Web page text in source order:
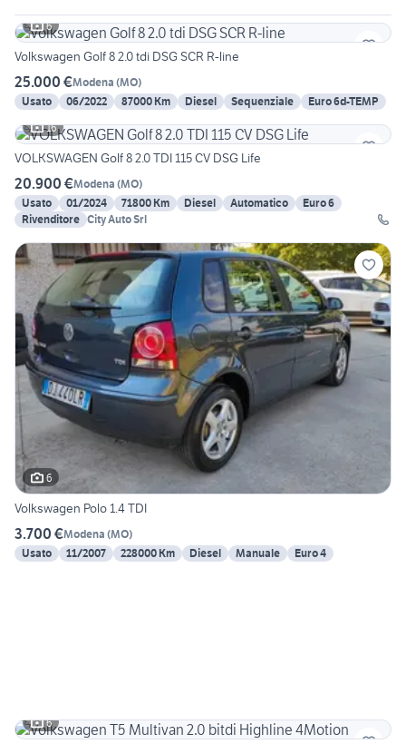
6
Volkswagen Golf 8 2.0 tdi DSG SCR R-line
25.000 €Modena (MO)
Usato
06/2022 87000 Km Diesel Sequenziale
Euro 6d-TEMP
16
VOLKSWAGEN Golf 8 2.0 TDI 115 CV DSG Life
20.900 €Modena (MO)
Usato
01/2024 71800 Km Diesel Automatico
Euro 6
Rivenditore City Auto Srl
6
Volkswagen Polo 1.4 TDI
3.700 €Modena (MO)
Usato
11/2007 228000 Km Diesel Manuale Euro 4
6